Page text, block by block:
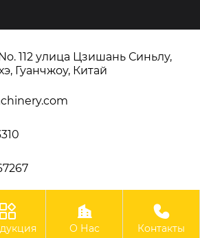
No. 112 улица Цзишань Синьлу,
Гуанчжоу, Китай
Гуанчжоу CSW Machinery Co.,
 
О Нас

Контакты